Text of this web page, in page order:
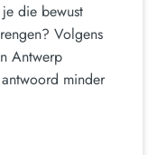
die bewust
Volgens
Antwerp
minder